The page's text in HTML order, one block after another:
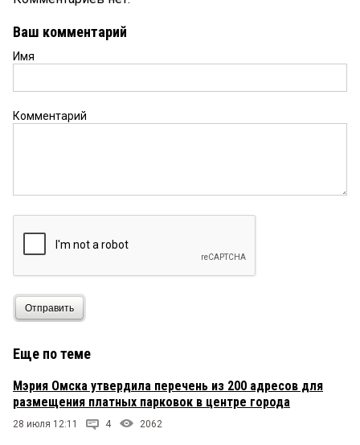
Ваш комментарий
Имя
Комментарий
Отправить
Еще по теме
Мэрия Омска утвердила перечень из 200 адресов для
размещения платных парковок в центре города
28 июля 12:11 4 2062